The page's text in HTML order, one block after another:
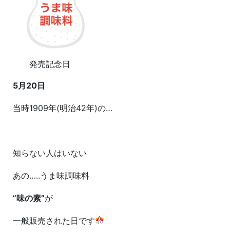
発売記念日
5月20日
当時1909年(明治42年)の…
知らない人はいない
あの…..うま味調味料
”味の素”が
一般販売された日です